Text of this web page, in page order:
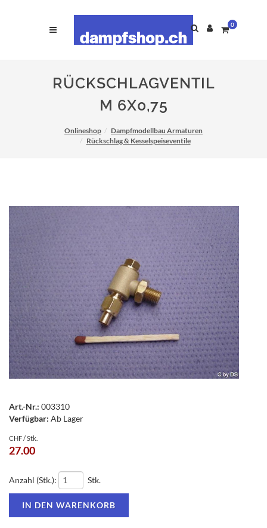
0
RÜCKSCHLAGVENTIL
M 6X0,75
Onlineshop
Dampfmodellbau Armaturen
Rückschlag & Kesselspeiseventile
Art.-Nr.: 003310
Verfügbar: Ab Lager
CHF / Stk.
27.00
Anzahl (Stk.): Stk.